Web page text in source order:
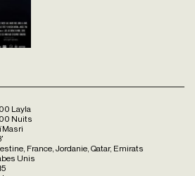
Layla
Nuits
Masri
France, Jordanie, Qatar, Emirats
Unis